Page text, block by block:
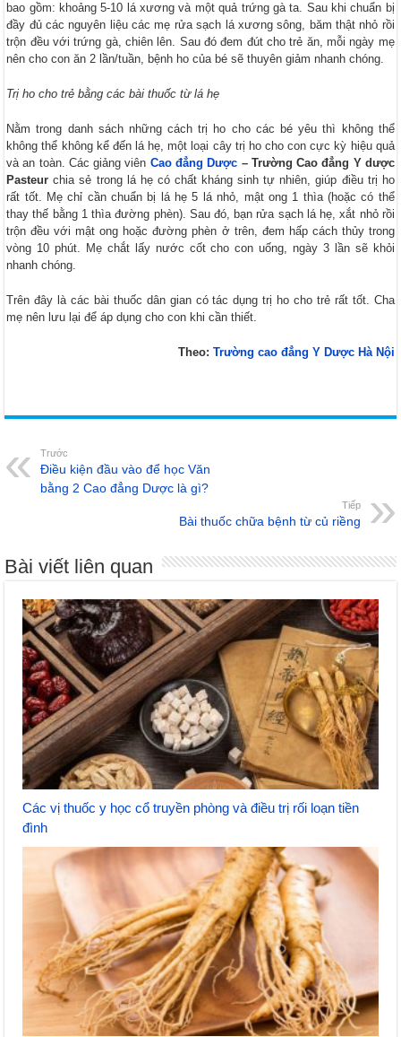
bao gồm: khoảng 5-10 lá xương và một quả trứng gà ta. Sau khi chuẩn bị
đầy đủ các nguyên liệu các mẹ rửa sạch lá xương sông, băm thật nhỏ rồi
trộn đều với trứng gà, chiên lên. Sau đó đem đút cho trẻ ăn, mỗi ngày mẹ
nên cho con ăn 2 lần/tuần, bệnh ho của bé sẽ thuyên giảm nhanh chóng.
Trị ho cho trẻ bằng các bài thuốc từ lá hẹ
Nằm trong danh sách những cách trị ho cho các bé yêu thì không thể
không thể không kể đến lá hẹ, một loại cây trị ho cho con cực kỳ hiệu quả
và an toàn. Các giảng viên Cao đẳng Dược – Trường Cao đẳng Y dược
Pasteur chia sẻ trong lá hẹ có chất kháng sinh tự nhiên, giúp điều trị ho
rất tốt. Mẹ chỉ cần chuẩn bị lá hẹ 5 lá nhỏ, mật ong 1 thìa (hoặc có thể
thay thế bằng 1 thìa đường phèn). Sau đó, bạn rửa sạch lá hẹ, xắt nhỏ rồi
trộn đều với mật ong hoặc đường phèn ở trên, đem hấp cách thủy trong
vòng 10 phút. Mẹ chắt lấy nước cốt cho con uống, ngày 3 lần sẽ khỏi
nhanh chóng.
Trên đây là các bài thuốc dân gian có tác dụng trị ho cho trẻ rất tốt. Cha
mẹ nên lưu lại để áp dụng cho con khi cần thiết.
Theo: Trường cao đẳng Y Dược Hà Nội
Trước
Điều kiện đầu vào để học Văn
bằng 2 Cao đẳng Dược là gì?
Tiếp
Bài thuốc chữa bệnh từ củ riềng
Bài viết liên quan
Các vị thuốc y học cổ truyền phòng và điều trị rối loạn tiền
đình